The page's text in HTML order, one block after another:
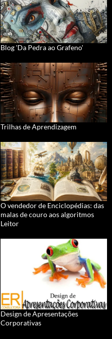
Blog 'Da Pedra ao Grafeno'
Trilhas de Aprendizagem
O vendedor de Enciclopédias: das
malas de couro aos algoritmos
Leitor
Design de Apresentações
Corporativas